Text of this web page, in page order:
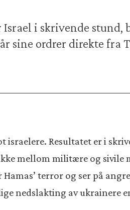
i skrivende stund,
sine ordrer direkte fra
Resultatet er i
mellom militære og sivile
terror og ser på
nedslakting av ukrainere